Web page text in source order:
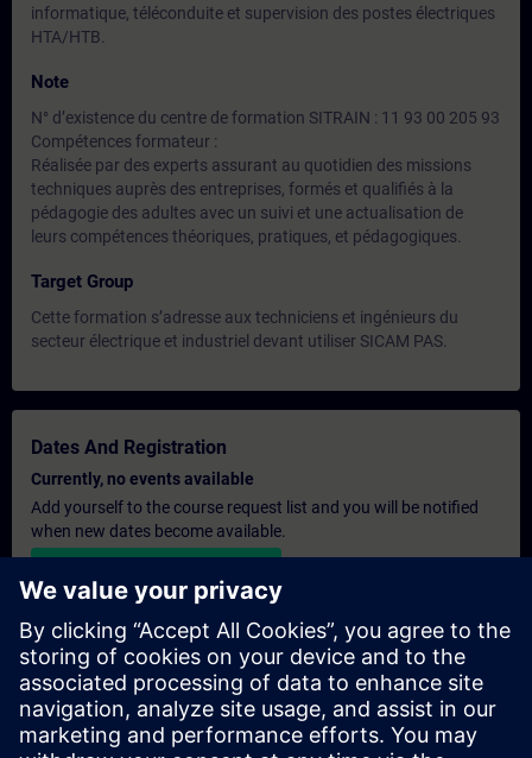
informatique, téléconduite et supervision des postes électriques
HTA/HTB.
Note
N° d’existence du centre de formation SITRAIN : 11 93 00 205 93
Compétences formateur :
Réalisée par des experts assurant au quotidien des missions
techniques auprès des entreprises, formés et qualifiés à la
pédagogie des adultes avec un suivi et une actualisation de
leurs compétences théoriques, pratiques, et pédagogiques.
Target Group
Cette formation s’adresse aux techniciens et ingénieurs du
secteur électrique et industriel devant utiliser SICAM PAS.
Dates And Registration
Currently, no events available
Add yourself to the course request list and you will be notified
when new dates become available.
Personalised Quotation
If you require a standard list price quotation for this training, for
example for your purchasing department, then please click the
link below. You first need to provide some personal details and